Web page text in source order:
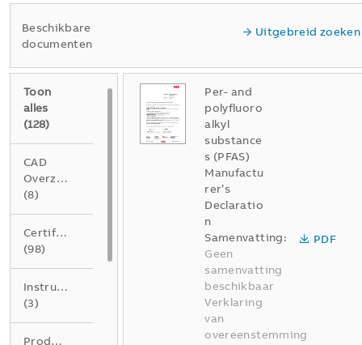
Beschikbare
documenten
Uitgebreid zoeken
Toon
alles
(128)
CAD
Overzichtstekening
(8)
Certificaat
(98)
Instructie
(3)
Product
Per- and
polyfluoro
alkyl
substance
s (PFAS)
Manufactu
rer’s
Declaratio
n
Samenvatting:
Geen
samenvatting
beschikbaar
Verklaring
van
overeenstemming
PDF